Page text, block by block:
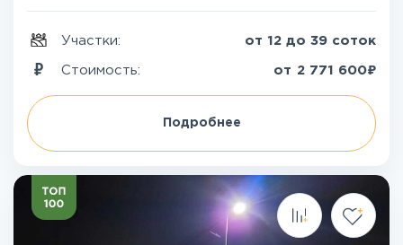
Участки: от 12 до 39 соток
Стоимость: от 2 771 600₽
Подробнее